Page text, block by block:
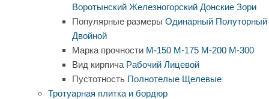
Воротынский Железногорский Донские Зори
Популярные размеры Одинарный Полуторный
Двойной
Марка прочности М-150 М-175 М-200 М-300
Вид кирпича Рабочий Лицевой
Пустотность Полнотелые Щелевые
Тротуарная плитка и бордюр